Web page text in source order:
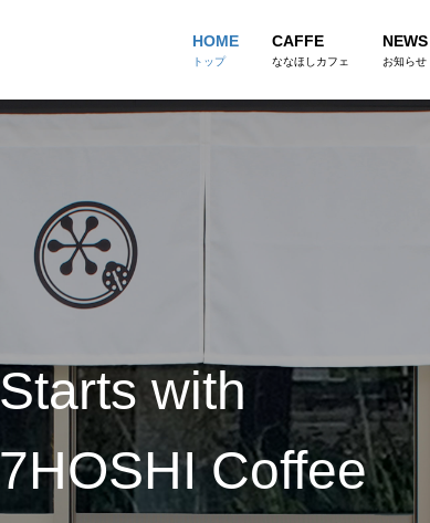
HOME
トップ
CAFFE
ななほしカフェ
NEWS
お知らせ
Starts with
7HOSHI Coffee